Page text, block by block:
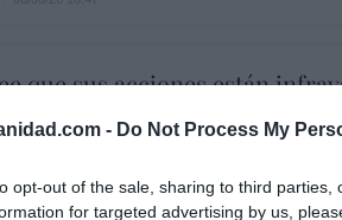
- Do Not Process My
opt-out of the sale, sharing to third
for targeted advertising by us,
que sus acciones están